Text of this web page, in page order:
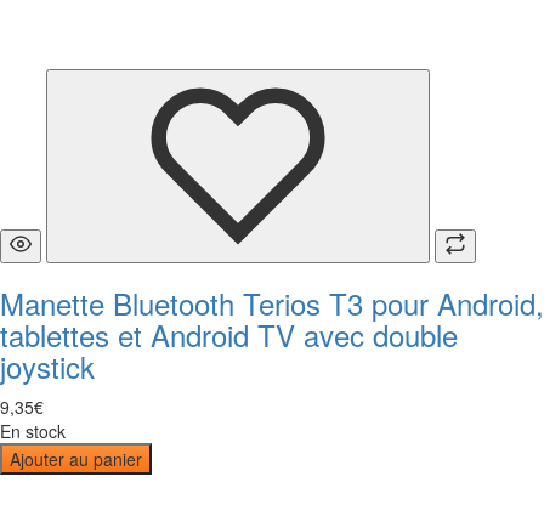
Manette Bluetooth Terios T3 pour Android,
tablettes et Android TV avec double
joystick
9,35€
En stock
Ajouter au panier